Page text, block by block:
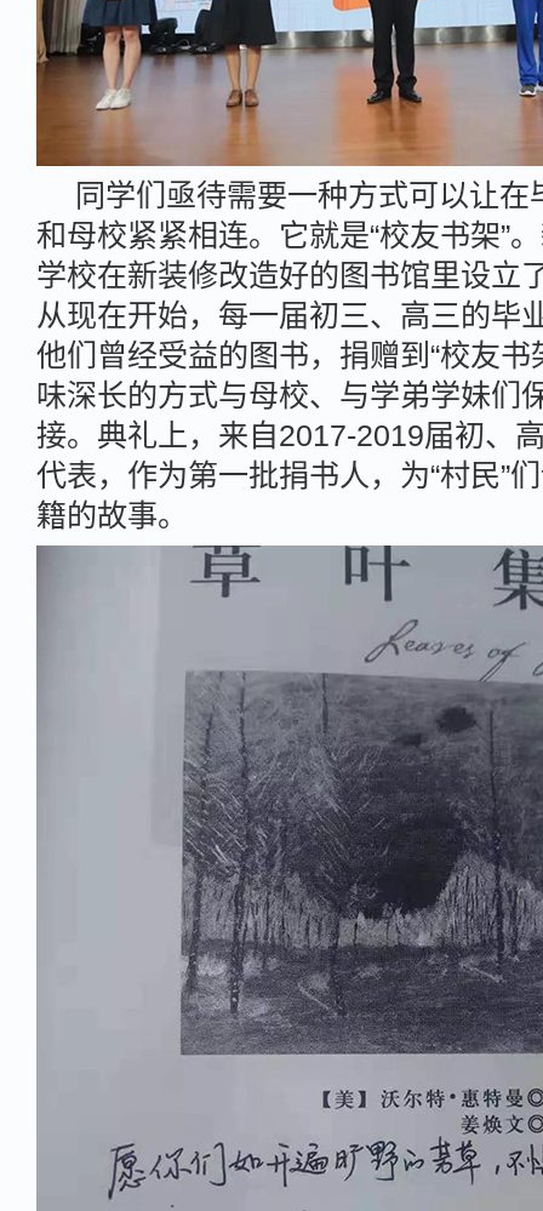
同学们亟待需要一种方式可以让在
和母校紧紧相连。它就是“校友书架”
学校在新装修改造好的图书馆里设立
从现在开始，每一届初三、高三的毕
他们曾经受益的图书，捐赠到“校友书
味深长的方式与母校、与学弟学妹们
接。典礼上，来自2017-2019届初、
代表，作为第一批捐书人，为“村民”
籍的故事。